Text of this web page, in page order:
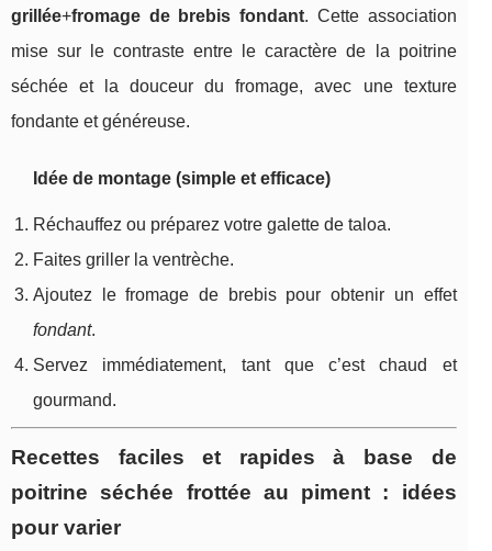
grillée+fromage de brebis fondant. Cette association
mise sur le contraste entre le caractère de la poitrine
séchée et la douceur du fromage, avec une texture
fondante et généreuse.
Idée de montage (simple et efficace)
Réchauffez ou préparez votre galette de taloa.
Faites griller la ventrèche.
Ajoutez le fromage de brebis pour obtenir un effet
fondant.
Servez immédiatement, tant que c’est chaud et
gourmand.
Recettes faciles et rapides à base de
poitrine séchée frottée au piment : idées
pour varier